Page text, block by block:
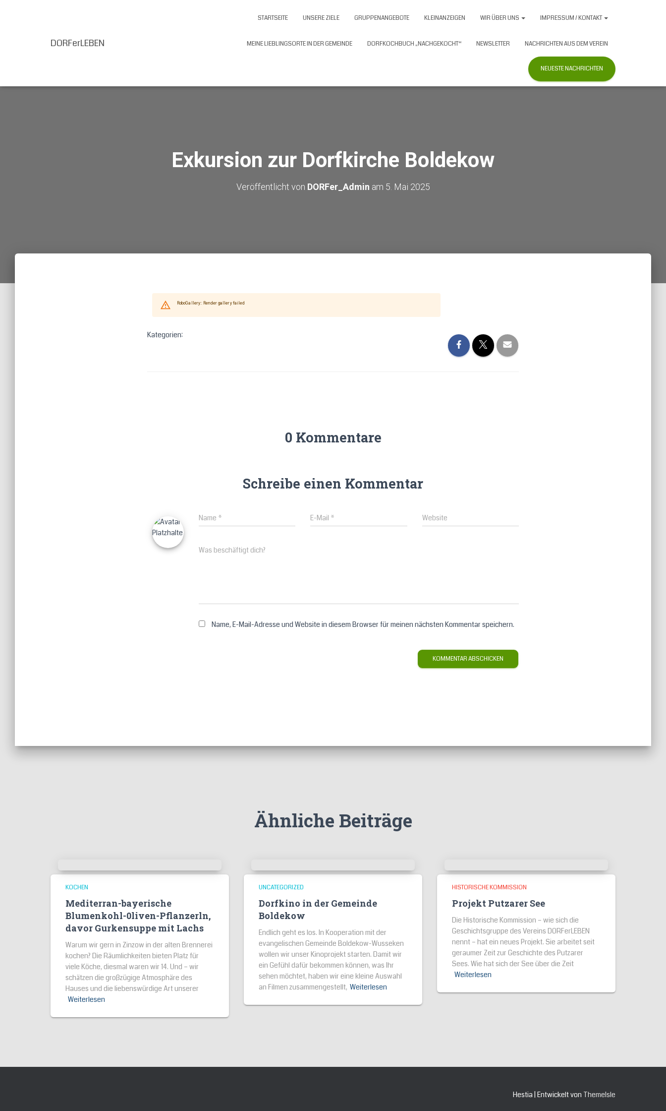
DORFerLEBEN
STARTSEITE UNSERE ZIELE GRUPPENANGEBOTE KLEINANZEIGEN WIR ÜBER UNS IMPRESSUM / KONTAKT
MEINE LIEBLINGSORTE IN DER GEMEINDE DORFKOCHBUCH „NACHGEKOCHT“ NEWSLETTER NACHRICHTEN AUS DEM VEREIN
NEUESTE NACHRICHTEN
Exkursion zur Dorfkirche Boldekow
Veröffentlicht von DORFer_Admin am 5. Mai 2025
Kategorien:
0 Kommentare
Schreibe einen Kommentar
Name * E-Mail * Website
Was beschäftigt dich?
Name, E-Mail-Adresse und Website in diesem Browser für meinen nächsten Kommentar speichern.
Ähnliche Beiträge
KOCHEN
Mediterran-bayerische
Blumenkohl-0liven-Pflanzerln,
davor Gurkensuppe mit Lachs
Warum wir gern in Zinzow in der alten Brennerei
kochen? Die Räumlichkeiten bieten Platz für
viele Köche, diesmal waren wir 14. Und – wir
schätzen die großzügige Atmosphäre des
Hauses und die liebenswürdige Art unserer
Weiterlesen
UNCATEGORIZED
Dorfkino in der Gemeinde
Boldekow
Endlich geht es los. In Kooperation mit der
evangelischen Gemeinde Boldekow-Wusseken
wollen wir unser Kinoprojekt starten. Damit wir
ein Gefühl dafür bekommen können, was Ihr
sehen möchtet, haben wir eine kleine Auswahl
an Filmen zusammengestellt, Weiterlesen
HISTORISCHE KOMMISSION
Projekt Putzarer See
Die Historische Kommission – wie sich die
Geschichtsgruppe des Vereins DORFerLEBEN
nennt – hat ein neues Projekt. Sie arbeitet seit
geraumer Zeit zur Geschichte des Putzarer
Sees. Wie hat sich der See über die Zeit
Weiterlesen
Hestia | Entwickelt von ThemeIsle